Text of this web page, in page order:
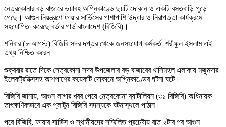
নেত্রকোনার বড় বাজারে ভয়াবহ অগ্নিকাণ্ডে ছয়টি দোকান ও একটি বসতবাড়ি পুড়ে
গেছে। আগুন নিয়ন্ত্রণে ফায়ার সার্ভিসের পাশাপাশি উদ্ধার ও নিরাপত্তা কার্যক্রমে
সহযোগিতা করেছে বর্ডার গার্ড বাংলাদেশ (বিজিবি)।
শনিবার (৮ আগস্ট) বিজিবি সদর দপ্তর থেকে জনসংযোগ কর্মকর্তা শরীফুল ইসলাম এই
তথ্য নিশ্চিত করেন
শুক্রবার রাতে দিকে নেত্রকোনা সদর উপজেলার বড় বাজারের খাসিমহল এলাকায় মজুমদার
ইলেকট্রনিক্সসহ আশপাশের কয়েকটি দোকানে অগ্নিকাণ্ডের ঘটনা ঘটে।
বিজিবি জানায়, আগুন লাগার খবর পেয়ে নেত্রকোনা ব্যাটালিয়ন (৩১ বিজিবি) অধিনায়ক
তাৎক্ষণিকভাবে এক প্লাটুন বিজিবি সদস্যকে ঘটনাস্থলে পাঠান।
পরে বিজিবি, ফায়ার সার্ভিস ও স্থানীয়দের সম্মিলিত প্রচেষ্টায় রাত ২টার পর আগুন